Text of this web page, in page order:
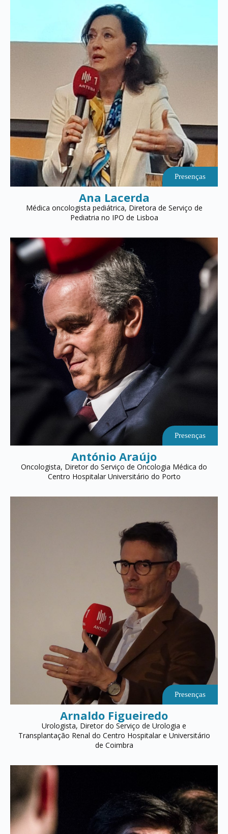
Presenças
Ana Lacerda
Médica oncologista pediátrica, Diretora de Serviço de
Pediatria no IPO de Lisboa
Presenças
António Araújo
Oncologista, Diretor do Serviço de Oncologia Médica do
Centro Hospitalar Universitário do Porto
Presenças
Arnaldo Figueiredo
Urologista, Diretor do Serviço de Urologia e
Transplantação Renal do Centro Hospitalar e Universitário
de Coimbra